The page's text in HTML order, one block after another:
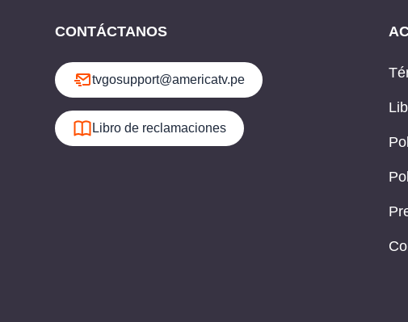
CONTÁCTANOS
tvgosupport@americatv.pe
Libro de reclamaciones